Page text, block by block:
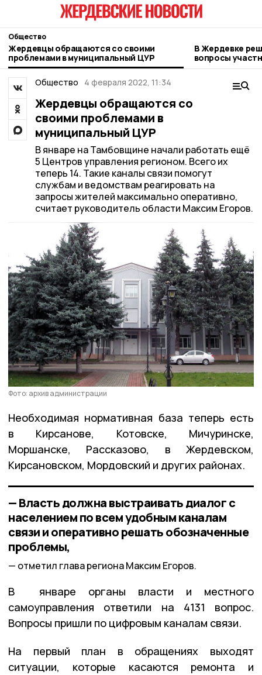
Общество
Жердевцы обращаются со своими
проблемами в муниципальный ЦУР
В Жердевке
вопросы
Общество 4 февраля 2022, 11:34
Жердевцы обращаются со
своими проблемами в
муниципальный ЦУР
В январе на Тамбовщине начали работать ещё
5 Центров управления регионом. Всего их
теперь 14. Такие каналы связи помогут
службам и ведомствам реагировать на
запросы жителей максимально оперативно,
считает руководитель области Максим Егоров.
Фото: архив администрации
Необходимая нормативная база теперь есть
в Кирсанове, Котовске, Мичуринске,
Моршанске, Рассказово, в Жердевском,
Кирсановском, Мордовский и других районах.
— Власть должна выстраивать диалог с
населением по всем удобным каналам
связи и оперативно решать обозначенные
проблемы,
отметил глава региона Максим Егоров.
В январе органы власти и местного
самоуправления ответили на 4131 вопрос.
Вопросы пришли по цифровым каналам связи.
На первый план в обращениях выходят
ситуации, которые касаются ремонта и